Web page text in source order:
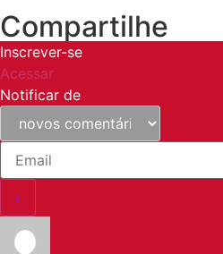
Compartilhe
Inscrever-se
Acessar
Notificar de